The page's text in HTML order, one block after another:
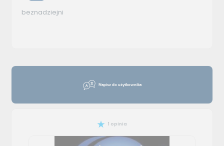
Napisz do użytkownika
1 opinia
beznadziejni